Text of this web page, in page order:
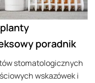
poradnik
stomatologicznych
wskazówek i